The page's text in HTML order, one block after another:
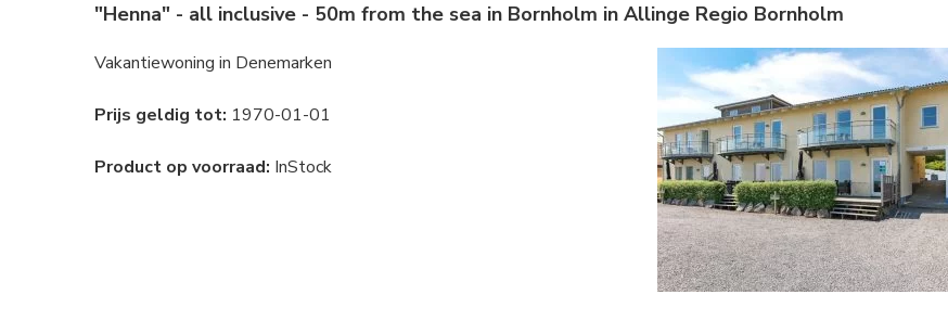
"Henna" - all inclusive - 50m from the sea in Bornholm in Allinge Regio Bornholm
Vakantiewoning in Denemarken
Prijs geldig tot: 1970-01-01
Product op voorraad: InStock